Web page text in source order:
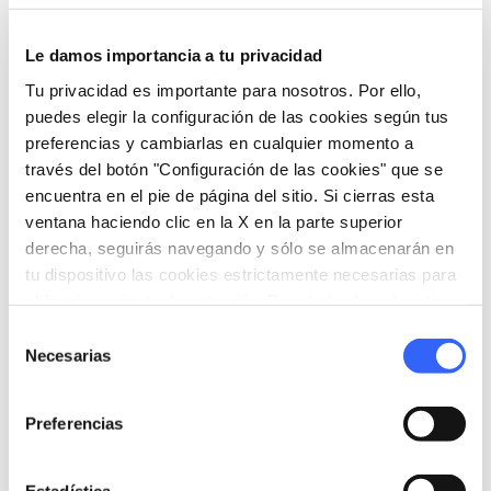
Le damos importancia a tu privacidad
Tu privacidad es importante para nosotros. Por ello,
puedes elegir la configuración de las cookies según tus
preferencias y cambiarlas en cualquier momento a
través del botón "Configuración de las cookies" que se
encuentra en el pie de página del sitio. Si cierras esta
ventana haciendo clic en la X en la parte superior
derecha, seguirás navegando y sólo se almacenarán en
tu dispositivo las cookies estrictamente necesarias para
Necesarias
Preferencias
Informaciones
home Dónde
Bozzetti in Vetrina
Via del Marzocco, 1, Pietrasanta, LU, Italia
language Pagina web
http://www.museodeibozzetti.it/
chevron_right
holiday_village Paquetes y estancias chevron_right